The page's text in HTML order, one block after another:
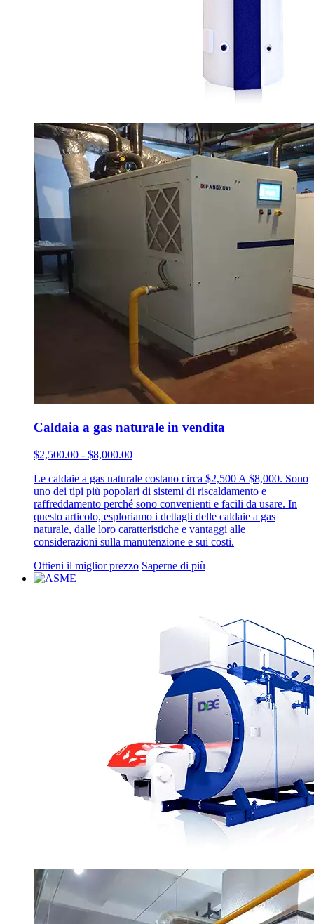
Caldaia a gas naturale in vendita
$2,500.00 - $8,000.00
Le caldaie a gas naturale costano circa $2,500 A $8,000. Sono
uno dei tipi più popolari di sistemi di riscaldamento e
raffreddamento perché sono convenienti e facili da usare. In
questo articolo, esploriamo i dettagli delle caldaie a gas
naturale, dalle loro caratteristiche e vantaggi alle
considerazioni sulla manutenzione e sui costi.
Ottieni il miglior prezzo Saperne di più